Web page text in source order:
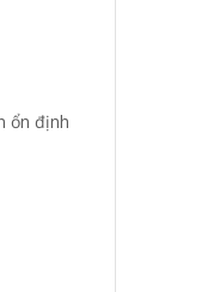
ổn định